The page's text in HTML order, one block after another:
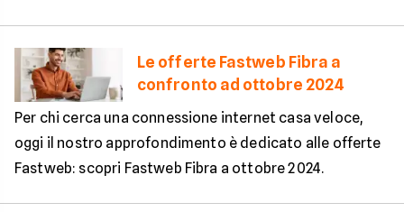
Le offerte Fastweb Fibra a
confronto ad ottobre 2024
Per chi cerca una connessione internet casa veloce,
oggi il nostro approfondimento è dedicato alle offerte
Fastweb: scopri Fastweb Fibra a ottobre 2024.